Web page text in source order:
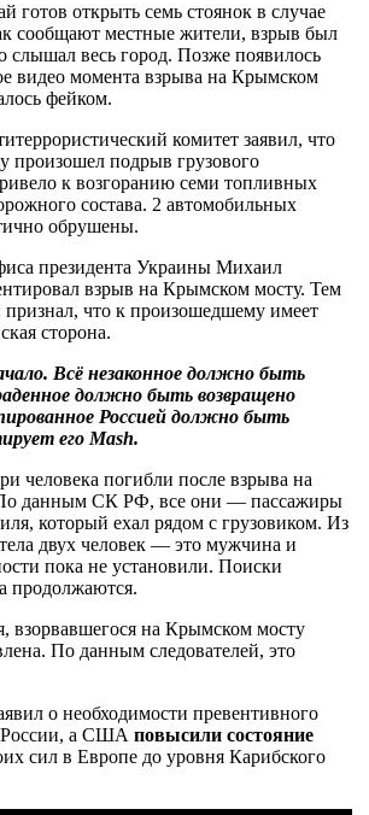
готов открыть семь стоянок в случае
сообщают местные жители, взрыв был
слышал весь город. Позже появилось
видео момента взрыва на Крымском
фейком.
комитет заявил, что
произошел подрыв грузового
к возгоранию семи топливных
состава. 2 автомобильных
обрушены.
президента Украины Михаил
взрыв на Крымском мосту. Тем
что к произошедшему имеет
сторона.
Всё незаконное должно быть
должно быть возвращено
Россией должно быть
его Mash.
человека погибли после взрыва на
данным СК РФ, все они — пассажиры
который ехал рядом с грузовиком. Из
двух человек — это мужчина и
пока не установили. Поиски
продолжаются.
взорвавшегося на Крымском мосту
По данным следователей, это
о необходимости превентивного
России, а США повысили состояние
сил в Европе до уровня Карибского